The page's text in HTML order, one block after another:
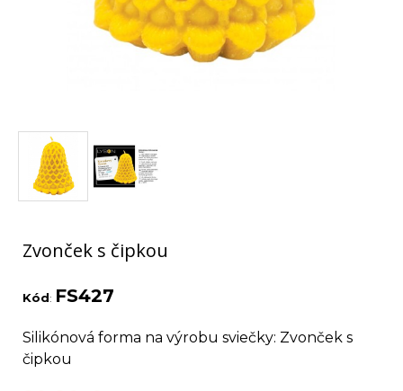
Zvonček s čipkou
Kód: FS427
Silikónová forma na výrobu sviečky: Zvonček s
čipkou